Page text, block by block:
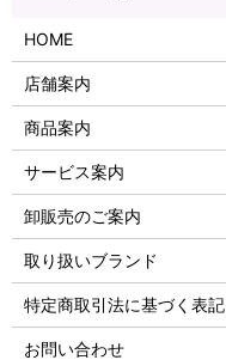
HOME
店舗案内
商品案内
サービス案内
卸販売のご案内
取り扱いブランド
特定商取引法に基づく表記
お問い合わせ